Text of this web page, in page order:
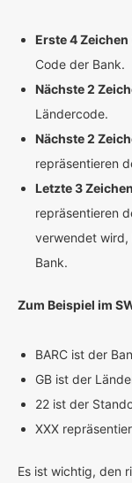
Erste 4
Code der Bank.
Nächste 2
Ländercode.
Nächste 2
repräsentieren
Letzte 3
repräsentieren
verwendet wird,
Bank.
Zum Beispiel im
BARC ist der
GB ist der
22 ist der
XXX
Es ist wichtig, den